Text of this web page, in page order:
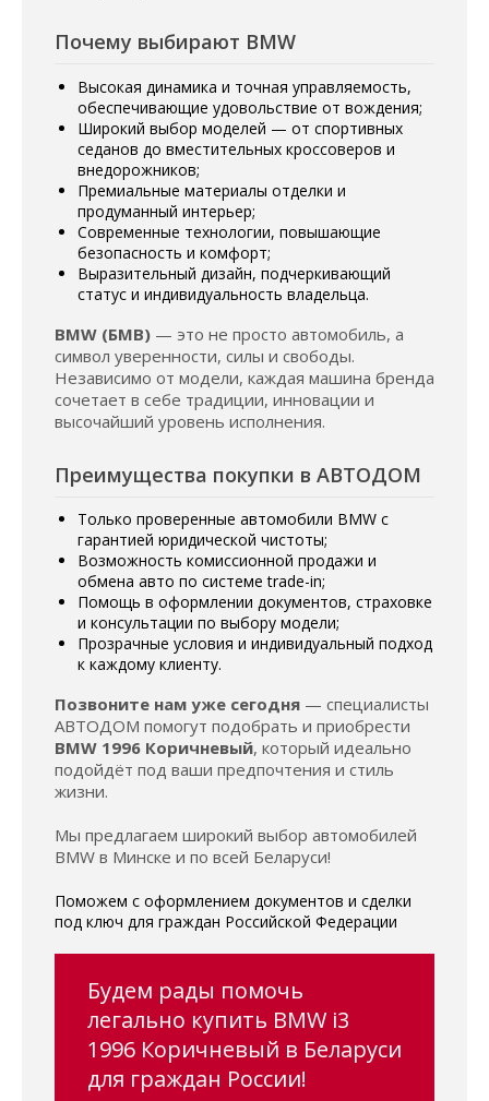
Почему выбирают BMW
Высокая динамика и точная управляемость,
обеспечивающие удовольствие от вождения;
Широкий выбор моделей — от спортивных
седанов до вместительных кроссоверов и
внедорожников;
Премиальные материалы отделки и
продуманный интерьер;
Современные технологии, повышающие
безопасность и комфорт;
Выразительный дизайн, подчеркивающий
статус и индивидуальность владельца.
BMW (БМВ) — это не просто автомобиль, а
символ уверенности, силы и свободы.
Независимо от модели, каждая машина бренда
сочетает в себе традиции, инновации и
высочайший уровень исполнения.
Преимущества покупки в АВТОДОМ
Только проверенные автомобили BMW с
гарантией юридической чистоты;
Возможность комиссионной продажи и
обмена авто по системе trade-in;
Помощь в оформлении документов, страховке
и консультации по выбору модели;
Прозрачные условия и индивидуальный подход
к каждому клиенту.
Позвоните нам уже сегодня — специалисты
АВТОДОМ помогут подобрать и приобрести
BMW 1996 Коричневый, который идеально
подойдёт под ваши предпочтения и стиль
жизни.
Мы предлагаем широкий выбор автомобилей
BMW в Минске и по всей Беларуси!
Поможем с оформлением документов и сделки
под ключ для граждан Российской Федерации
Будем рады помочь
легально купить BMW i3
1996 Коричневый в Беларуси
для граждан России!